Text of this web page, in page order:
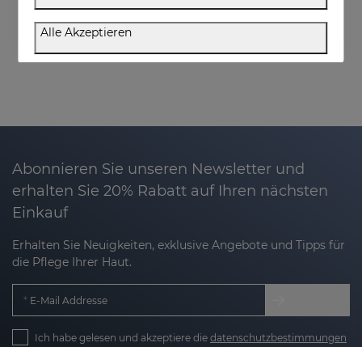
34.95 € 34.95 €
Abonnieren Sie unseren Newsletter und
erhalten Sie 20% Rabatt auf Ihren nächsten
Einkauf
Erhalten Sie Neuigkeiten, exklusive Angebote und Tipps für
die Pflege Ihrer Haut.
E-Mail Addresse
Ich habe gelesen und akzeptiere die datenschutzbestimmungen
Alle Akzeptieren